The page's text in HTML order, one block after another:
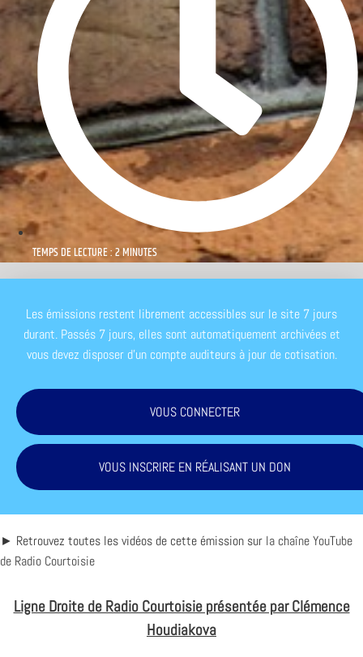
TEMPS DE LECTURE : 2 MINUTES
Les émissions restent librement accessibles sur le site 7 jours
durant. Passés 7 jours, elles sont automatiquement archivées et
vous devez disposer d'un compte auditeurs à jour de cotisation.
VOUS CONNECTER
VOUS INSCRIRE EN RÉALISANT UN DON
► Retrouvez toutes les vidéos de cette émission sur la chaîne YouTube
de Radio Courtoisie
Ligne Droite de Radio Courtoisie présentée par Clémence
Houdiakova